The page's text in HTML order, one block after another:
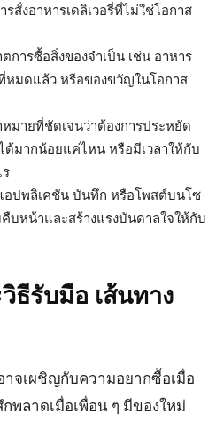
สั่งอาหารเดลิเวอรี่ที่ไม่ใช่โอกาส
ารซื้อสิ่งของจำเป็น เช่น อาหาร
หมดแล้ว หรือของขวัญในโอกาส
มายที่ชัดเจนว่าต้องการประหยัด
ด้มากน้อยแค่ไหน หรือมีเวลาให้กับ
ปพลิเคชัน บันทึก หรือโพสต์บนโซ
บหน้าและสร้างแรงบันดาลใจให้กับ
ธีรับมือ เส้นทาง
จเผชิญกับความอยากซื้อเมื่อ
พลาดเมื่อเพื่อน ๆ มีของใหม่